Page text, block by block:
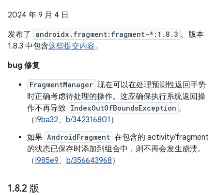
2024 年 9 月 4 日
发布了
androidx.fragment:fragment-*:1.8.3 。版本
1.8.3 中包含这些提交内容。
bug 修复
FragmentManager 现在可以在处理预测性返回手势
时正确考虑待处理的操作。这应确保执行系统返回操
作不再导致 IndexOutOfBoundsException 。
（I9ba32、 b/342316801 ）
如果 AndroidFragment 在包含的 activity/fragment
的状态已保存时添加到组合中，则不再会发生崩溃。
（I985e9、 b/356643968）
1.8.2 版